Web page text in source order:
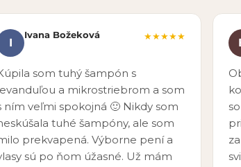
I
Ivana Božeková ★★★★★
som tuhý šampón s
a mikrostriebrom a som
ním veľmi spokojná 🙂 Nikdy som
tuhé šampóny, ale som
prekvapená. Výborne pení a
sú po ňom úžasné. Už mám